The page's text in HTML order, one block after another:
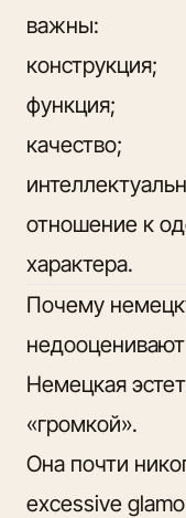
важны:
конструкция;
функция;
качество;
отношение к
характера.
Почему
недооценивают
Немецкая
«громкой».
Она почти
excessive